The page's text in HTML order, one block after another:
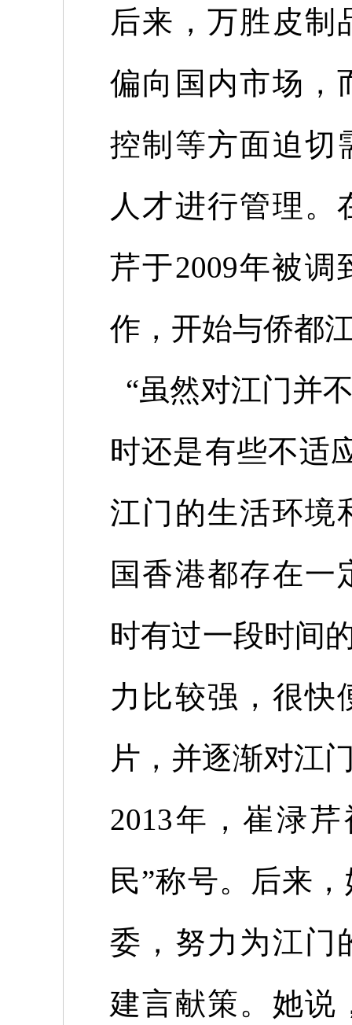
后来，万胜皮制
偏向国内市场，
控制等方面迫切
人才进行管理。
芹于2009年被调
作，开始与侨都
“虽然对江门并
时还是有些不适
江门的生活环境
国香港都存在一
时有过一段时间
力比较强，很快
片，并逐渐对江
2013年，崔渌
民”称号。后来
委，努力为江门
建言献策。她说